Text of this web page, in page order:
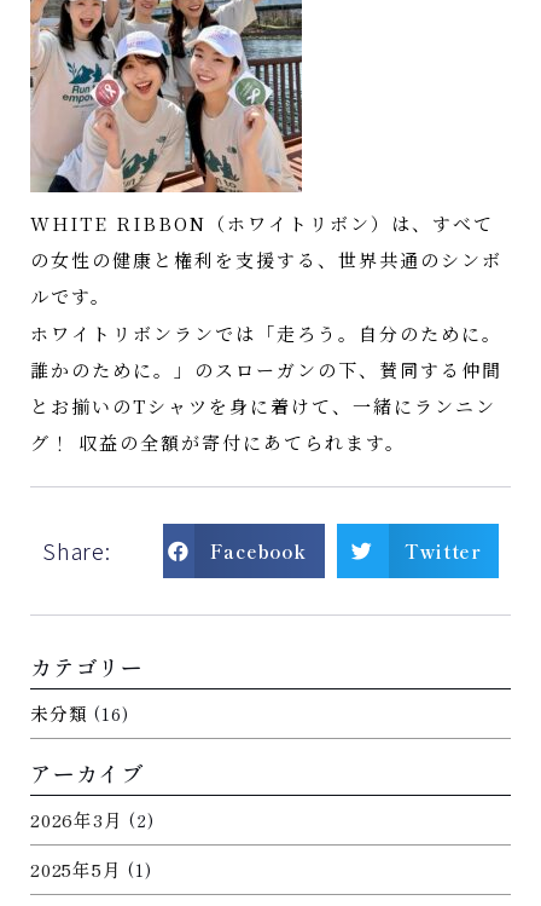
WHITE RIBBON（ホワイトリボン）は、すべて
の女性の健康と権利を支援する、世界共通のシンボ
ルです。
ホワイトリボンランでは「走ろう。自分のために。
誰かのために。」のスローガンの下、賛同する仲間
とお揃いのTシャツを身に着けて、一緒にランニン
グ！ 収益の全額が寄付にあてられます。
Share: Facebook Twitter
カテゴリー
未分類 (16)
アーカイブ
2026年3月 (2)
2025年5月 (1)